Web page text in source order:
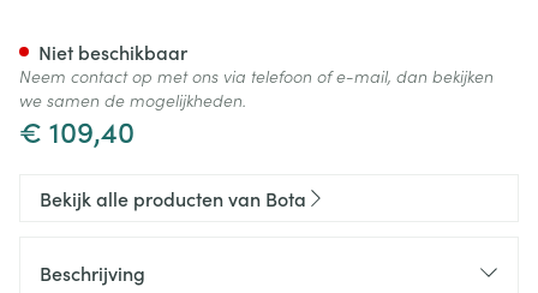
€ 109,40
Niet beschikbaar
Neem contact op met ons via telefoon of e-mail, dan bekijken
we samen de mogelijkheden.
Bekijk alle producten van Bota
Beschrijving